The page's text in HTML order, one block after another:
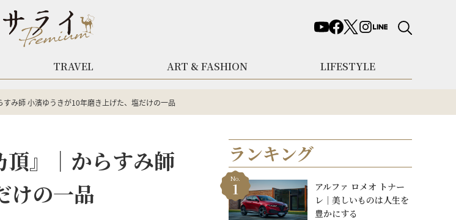
TRAVEL ART & FASHION LIFESTYLE
み師 小濱ゆうきが10年磨き上げた、塩だけの一品
』｜からすみ師
けの一品
ランキング
アルファ ロメオ トナー
レ｜美しいものは人生を
豊かにする
No.